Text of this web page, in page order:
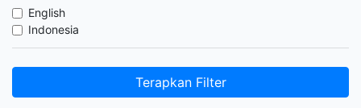
English
Indonesia
Terapkan Filter